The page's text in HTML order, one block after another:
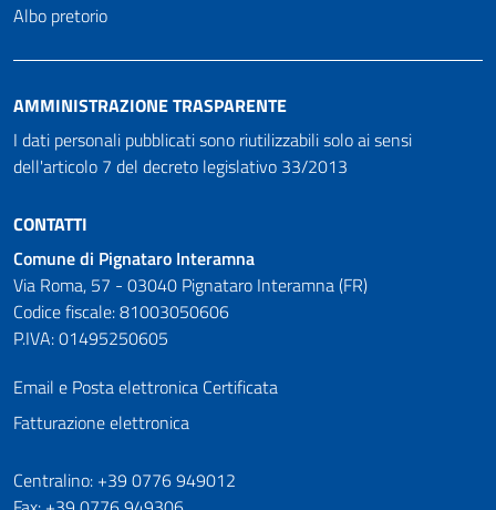
Albo pretorio
AMMINISTRAZIONE TRASPARENTE
I dati personali pubblicati sono riutilizzabili solo ai sensi
dell'articolo 7 del decreto legislativo 33/2013
CONTATTI
Comune di Pignataro Interamna
Via Roma, 57 - 03040 Pignataro Interamna (FR)
Codice fiscale: 81003050606
P.IVA: 01495250605
Email e Posta elettronica Certificata
Fatturazione elettronica
Numeri utili
Centralino: +39 0776 949012